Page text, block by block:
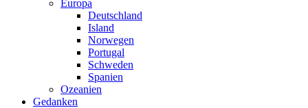
Europa
Deutschland
Island
Norwegen
Portugal
Schweden
Spanien
Ozeanien
Gedanken